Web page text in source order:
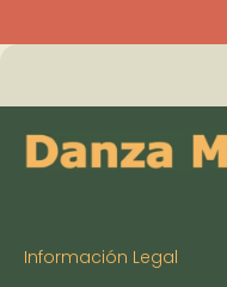
Información Legal